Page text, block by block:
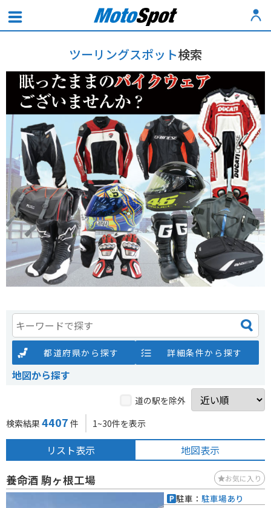
ツーリングスポット検索
都道府県から探す 詳細条件から探す
地図から探す
道の駅を除外
検索結果 4407 件 1~30件を表示
リスト表示 地図表示
養命酒 駒ヶ根工場 お気に入り
駐車： 駐車場あり